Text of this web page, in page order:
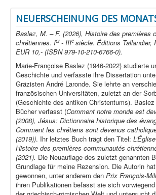
NEUERSCHEINUNG DES
Baslez, M. – F. (2026), Histoire des premières
chrétiennes. Ier- IIIe siècle. Éditions Tallandier,
EUR 10,- (ISBN 979-10-210-6766-0).
Marie-Françoise Baslez (1946-2022) studierte
Geschichte und verfasste ihre Dissertation
Gräzisten André Laronde. Sie lehrte an
französischen Universitäten, zuletzt an der
(Geschichte des antiken Christentums).
Bücher verfasst (Comment notre monde est
(2008), Jésus: Dictionnaire historique des
Comment les chrétiens sont devenus
(2019)). Ihr letztes Buch trägt den Titel:
Histoire des premières communautés
(2021). Die Neuauflage des zuletzt genannten
Grundlage für meine Rezension. Die Autorin
gewonnen, unter anderem den Prix François-
ihren Publikationen befasst sie sich